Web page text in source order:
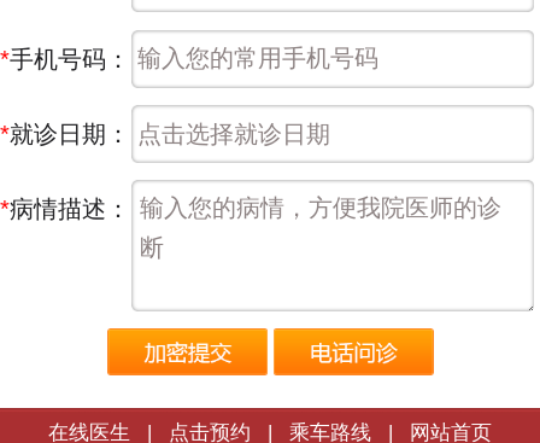
*手机号码：
*就诊日期：
*病情描述：
在线医生 点击预约 乘车路线 网站首页